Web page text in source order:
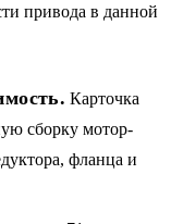
привода в данной
Карточка
сборку мотор-
фланца и